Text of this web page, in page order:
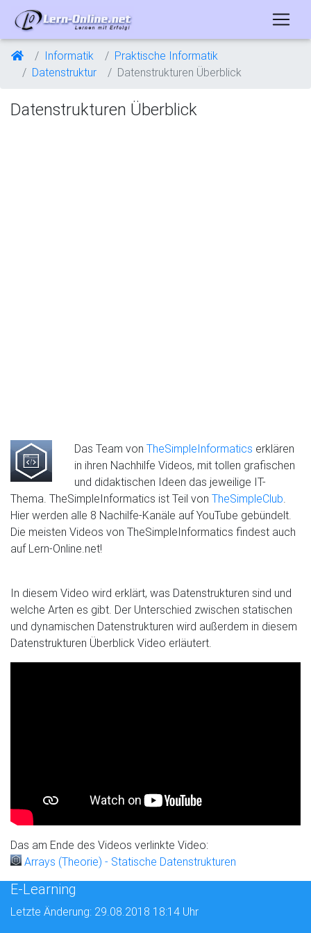
Informatik
Praktische Informatik
Datenstruktur
Datenstrukturen Überblick
Datenstrukturen Überblick
Das Team von TheSimpleInformatics erklären
in ihren Nachhilfe Videos, mit tollen grafischen
und didaktischen Ideen das jeweilige IT-
Thema. TheSimpleInformatics ist Teil von TheSimpleClub.
Hier werden alle 8 Nachilfe-Kanäle auf YouTube gebündelt.
Die meisten Videos von TheSimpleInformatics findest auch
auf Lern-Online.net!
In diesem Video wird erklärt, was Datenstrukturen sind und
welche Arten es gibt. Der Unterschied zwischen statischen
und dynamischen Datenstrukturen wird außerdem in diesem
Datenstrukturen Überblick Video erläutert.
Das am Ende des Videos verlinkte Video:
Arrays (Theorie) - Statische Datenstrukturen
E-Learning
Letzte Änderung: 29.08.2018 18:14 Uhr